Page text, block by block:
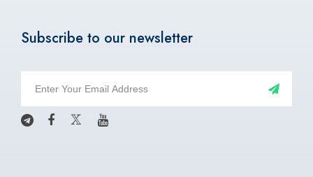
Subscribe to our newsletter